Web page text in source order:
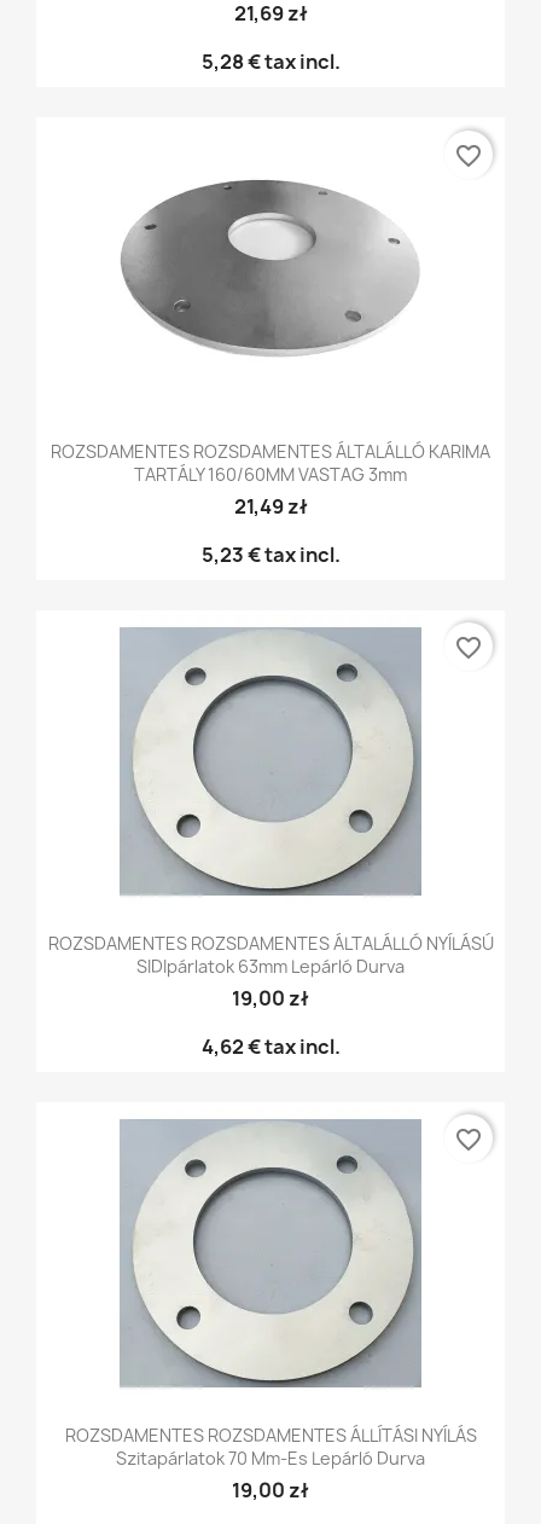
21,69 zł
5,28 €tax incl.
ROZSDAMENTES ROZSDAMENTES ÁLTALÁLLÓ KARIMA
TARTÁLY 160/60MM VASTAG 3mm
21,49 zł
5,23 €tax incl.
favorite_border
ROZSDAMENTES ROZSDAMENTES ÁLTALÁLLÓ NYÍLÁSÚ
SIDIpárlatok 63mm Lepárló Durva
19,00 zł
4,62 €tax incl.
favorite_border
ROZSDAMENTES ROZSDAMENTES ÁLLÍTÁSI NYÍLÁS
Szitapárlatok 70 Mm-Es Lepárló Durva
19,00 zł
favorite_border